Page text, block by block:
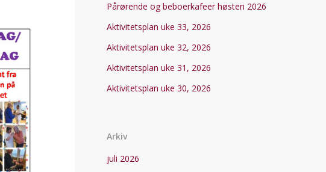
Pårørende og beboerkafeer høsten 2026
Aktivitetsplan uke 33, 2026
Aktivitetsplan uke 32, 2026
Aktivitetsplan uke 31, 2026
Aktivitetsplan uke 30, 2026
Arkiv
juli 2026